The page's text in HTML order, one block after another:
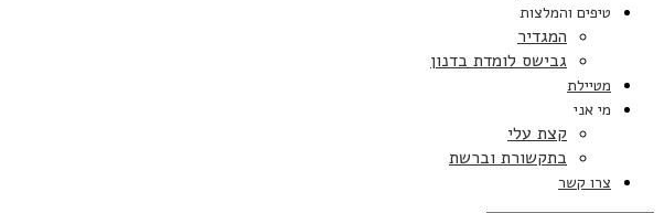
טיפים והמלצות
המגדיר
גבישס לומדת בדנון
מטיילת
מי אני
קצת עלי
בתקשורת וברשת
צרו קשר